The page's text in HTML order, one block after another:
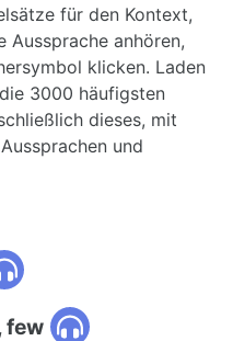
für den Kontext,
Aussprache anhören,
klicken. Laden
3000 häufigsten
dieses, mit
und
few